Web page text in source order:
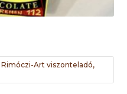
Art viszonteladó,